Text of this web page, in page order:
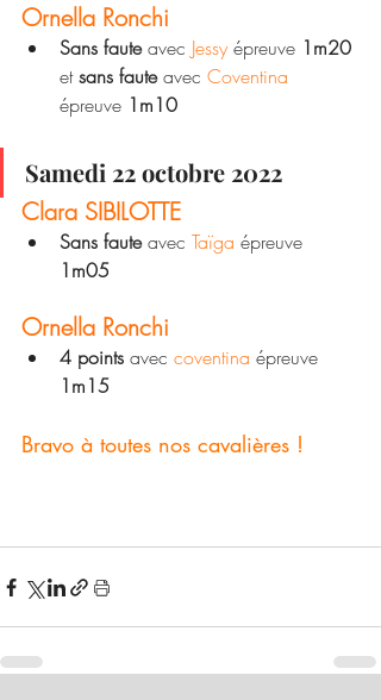
Ornella Ronchi
Sans faute avec Jessy épreuve 1m20
et sans faute avec Coventina
épreuve 1m10
Samedi 22 octobre 2022
Clara SIBILOTTE
Sans faute avec Taïga épreuve
1m05
Ornella Ronchi
4 points avec coventina épreuve
1m15
Bravo à toutes nos cavalières !